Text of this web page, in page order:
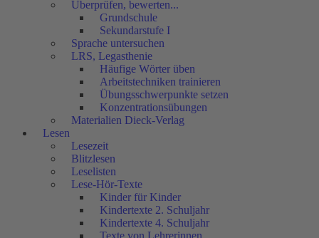
Überprüfen, bewerten...
Grundschule
Sekundarstufe I
Sprache untersuchen
LRS, Legasthenie
Häufige Wörter üben
Arbeitstechniken trainieren
Übungsschwerpunkte setzen
Konzentrationsübungen
Materialien Dieck-Verlag
Lesen
Lesezeit
Blitzlesen
Leselisten
Lese-Hör-Texte
Kinder für Kinder
Kindertexte 2. Schuljahr
Kindertexte 4. Schuljahr